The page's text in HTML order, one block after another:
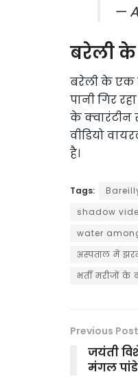
—
बरेली के
बरेली के एक
पानी गिर
के क्वारंटीन
वीडियो
है।
Tags:
shadow
water
अस्पताल में
भर्ती मरीजों के
Previous Post
जयंती
मंगल